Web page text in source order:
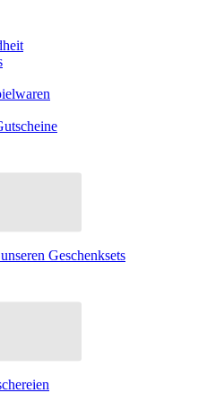
Geschenksets